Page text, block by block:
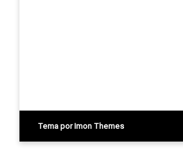
Tema por Imon Themes